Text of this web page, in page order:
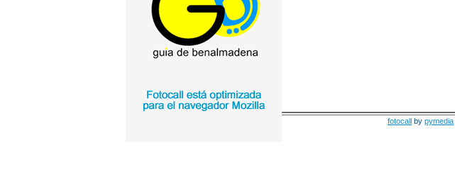
fotocall by pymedia